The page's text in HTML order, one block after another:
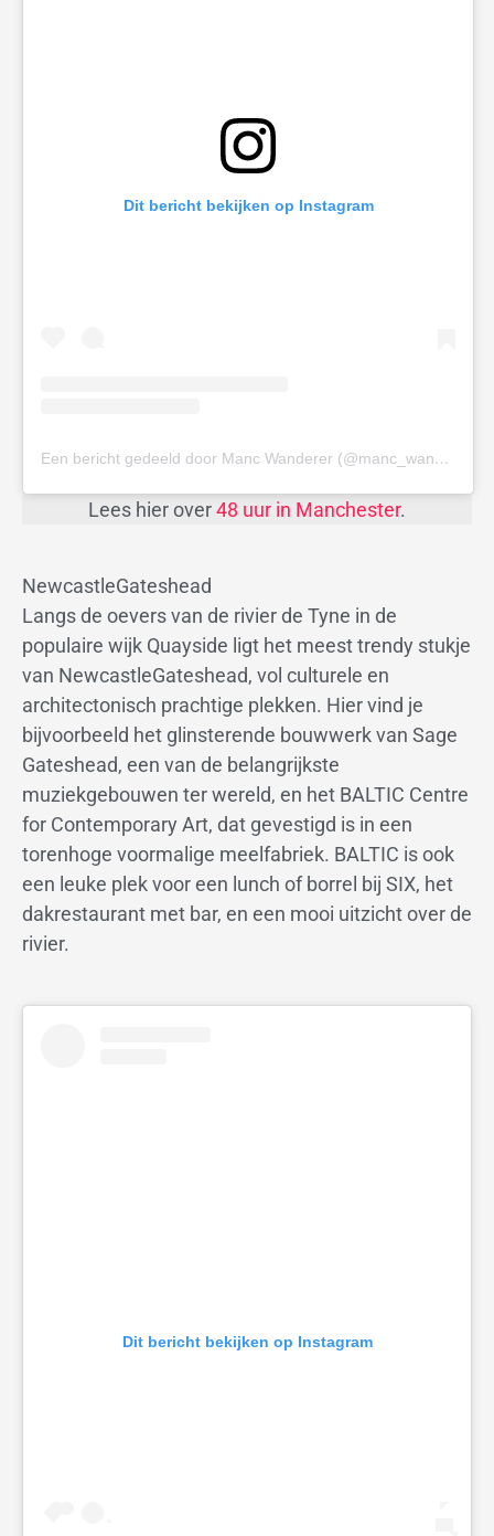
Dit bericht bekijken op Instagram
Een bericht gedeeld door Manc Wanderer (@manc_wanderer)
Lees hier over48 uur in Manchester.
NewcastleGateshead
Langs de oevers van de rivier de Tyne in de
populaire wijk Quayside ligt het meest trendy stukje
van NewcastleGateshead, vol culturele en
architectonisch prachtige plekken. Hier vind je
bijvoorbeeld het glinsterende bouwwerk van Sage
Gateshead, een van de belangrijkste
muziekgebouwen ter wereld, en het BALTIC Centre
for Contemporary Art, dat gevestigd is in een
torenhoge voormalige meelfabriek. BALTIC is ook
een leuke plek voor een lunch of borrel bij SIX, het
dakrestaurant met bar, en een mooi uitzicht over de
rivier.
Dit bericht bekijken op Instagram